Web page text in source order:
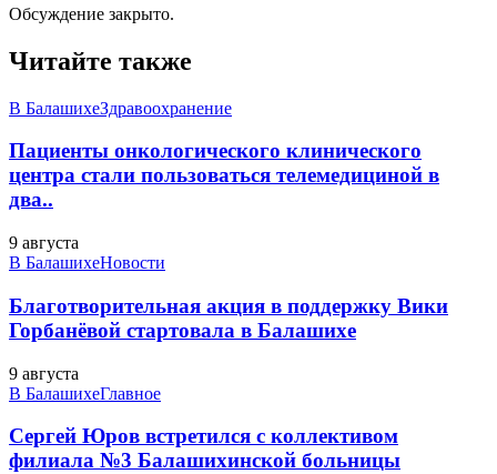
Обсуждение закрыто.
Читайте также
В БалашихеЗдравоохранение
Пациенты онкологического клинического
центра стали пользоваться телемедициной в
два..
9 августа
В БалашихеНовости
Благотворительная акция в поддержку Вики
Горбанёвой стартовала в Балашихе
9 августа
В БалашихеГлавное
Сергей Юров встретился с коллективом
филиала №3 Балашихинской больницы